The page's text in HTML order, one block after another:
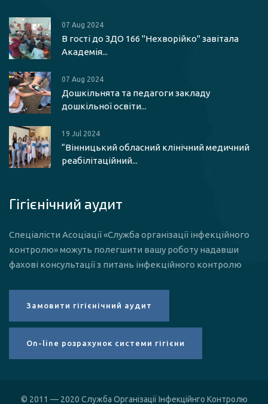
07 Aug 2024
В гості до ЗДО 166 "Нехворійко" завітала
Академія...
07 Aug 2024
Дошкільнята та педагоги закладу
дошкільної освіти...
19 Jul 2024
“Вінницький обласний клінічний медичний
реабілітаційний...
Гігієнічний аудит
Спеціалісти Асоціації «Служба організації інфекційного
контролю» можуть полегшити вашу роботу надавши
фахові консультації з питань інфекційного контролю
© 2011 — 2020 Служба Організації Інфекційнго Контролю